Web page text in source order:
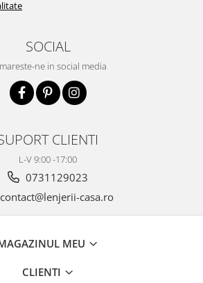
SOCIAL
ne in social media
CLIENTI
L-V 9:00 -17:00
0731129023
contact@lenjerii-casa.ro
MEU
CLIENTI